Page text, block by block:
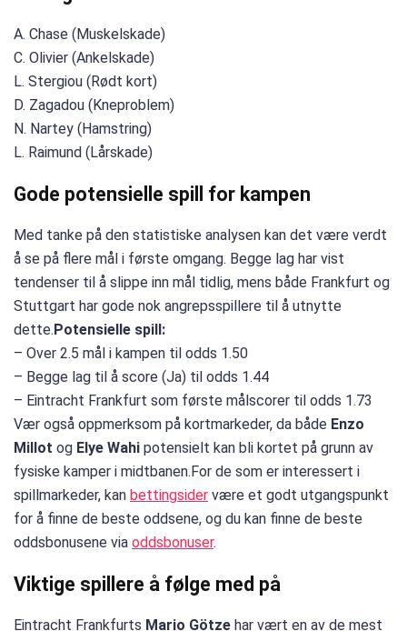
A. Chase (Muskelskade)
C. Olivier (Ankelskade)
L. Stergiou (Rødt kort)
D. Zagadou (Kneproblem)
N. Nartey (Hamstring)
L. Raimund (Lårskade)
Gode potensielle spill for kampen
Med tanke på den statistiske analysen kan det være verdt
å se på flere mål i første omgang. Begge lag har vist
tendenser til å slippe inn mål tidlig, mens både Frankfurt og
Stuttgart har gode nok angrepsspillere til å utnytte
dette.Potensielle spill:
– Over 2.5 mål i kampen til odds 1.50
– Begge lag til å score (Ja) til odds 1.44
– Eintracht Frankfurt som første målscorer til odds 1.73
Vær også oppmerksom på kortmarkeder, da både Enzo
Millot og Elye Wahi potensielt kan bli kortet på grunn av
fysiske kamper i midtbanen.For de som er interessert i
spillmarkeder, kan bettingsider være et godt utgangspunkt
for å finne de beste oddsene, og du kan finne de beste
oddsbonusene via oddsbonuser.
Viktige spillere å følge med på
Eintracht Frankfurts Mario Götze har vært en av de mest